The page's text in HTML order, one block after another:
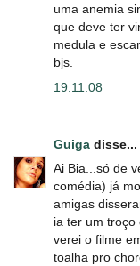
uma anemia
que deve ter
medula e
bjs.
19.11.08
Guiga disse...
Ai Bia...só de
comédia) já
amigas
ia ter um troço
verei o filme
toalha pro